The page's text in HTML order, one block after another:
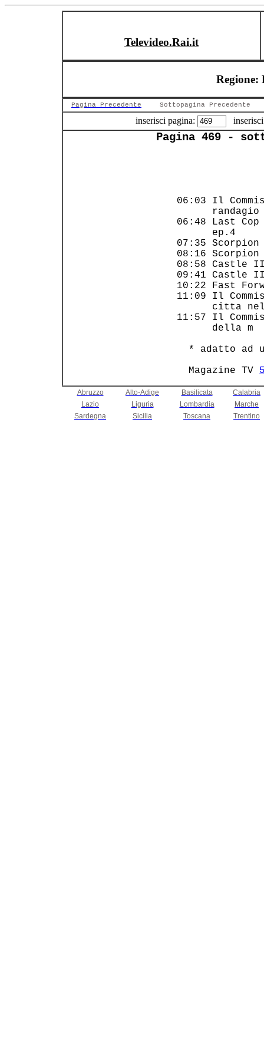
Televideo.Rai.it
Regione:
Pagina Precedente Sottopagina Precedente
inserisci pagina:
Pagina 469 -
06:03 Il
06:48 Last
07:35
08:16
08:58
09:41
10:22
11:09 Il
11:57 Il
* adatto
   Magazine TV
Abruzzo Alto-Adige Basilicata
Calabria
Lazio
Liguria Lombardia
Marche
Sardegna
Sicilia Toscana Trentino